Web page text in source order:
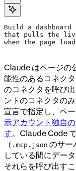
Build a
that pulls the live
when the page
Claude はページの
能性のあるコネク
のコネクタを呼び
ントのコネクタの
宣言で指定し、ペ
示アカウント独自
す。Claude Code
（ .mcp.json のサー
している間にデー
それらを呼び出す